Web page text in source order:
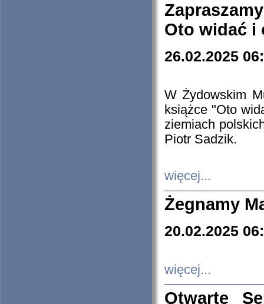
Oto widać i
26.02.2025
W Żydowskim
książce "Oto
ziemiach
Piotr Sadzik.
więcej...
Żegnamy
20.02.2025
więcej...
Otwarte